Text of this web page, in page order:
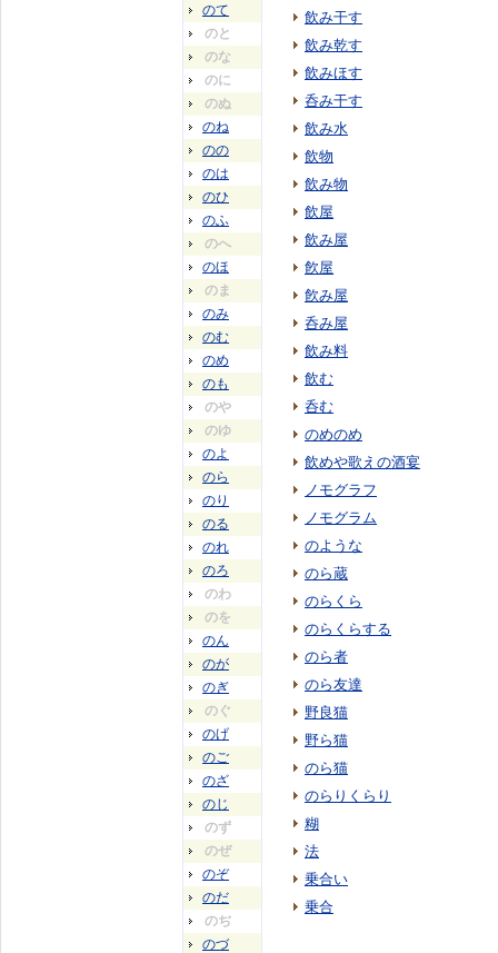
のて
のと
のな
のに
のぬ
のね
のの
のは
のひ
のふ
のへ
のほ
のま
のみ
のむ
のめ
のも
のや
のゆ
のよ
のら
のり
のる
のれ
のろ
のわ
のを
のん
のが
のぎ
のぐ
のげ
のご
のざ
のじ
のず
のぜ
のぞ
のだ
のぢ
のづ
飲み干す
飲み乾す
飲みほす
呑み干す
飲み水
飲物
飲み物
飲屋
飲み屋
飮屋
飮み屋
呑み屋
飲み料
飲む
呑む
のめのめ
飲めや歌えの酒宴
ノモグラフ
ノモグラム
のような
のら蔵
のらくら
のらくらする
のら者
のら友達
野良猫
野ら猫
のら猫
のらりくらり
糊
法
乗合い
乗合